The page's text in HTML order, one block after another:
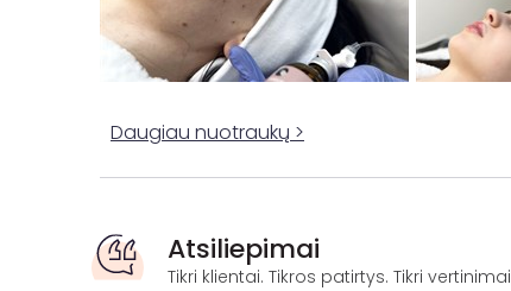
Daugiau nuotraukų >
Atsiliepimai
Tikri klientai. Tikros patirtys. Tikri vertinimai